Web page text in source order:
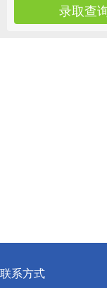
录取查
联系方式